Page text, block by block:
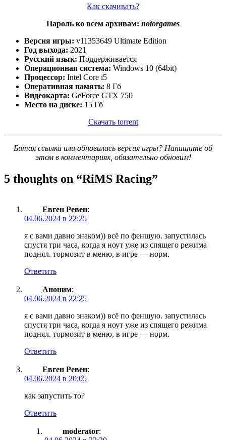
Как скачивать?
Пароль ко всем архивам: notorgames
Версия игры: v11353649 Ultimate Edition
Год выхода: 2021
Русский язык: Поддерживается
Операционная система: Windows 10 (64bit)
Процессор: Intel Core i5
Оперативная память: 8 Гб
Видеокарта: GeForce GTX 750
Место на диске: 15 Гб
Скачать torrent
Битая ссылка или обновилась версия игры? Напишите об
этом в комментариях, обязательно обновим!
5 thoughts on “RiMS Racing”
Евген Ревен:
04.06.2024 в 22:25
я с вами давно знаком)) всё по феншую. запустилась
спустя три часа, когда я ноут уже из спящего режима
поднял. тормозит в меню, в игре — норм.
Ответить
Аноним:
04.06.2024 в 22:25
я с вами давно знаком)) всё по феншую. запустилась
спустя три часа, когда я ноут уже из спящего режима
поднял. тормозит в меню, в игре — норм.
Ответить
Евген Ревен:
04.06.2024 в 20:05
как запустить то?
Ответить
moderator: